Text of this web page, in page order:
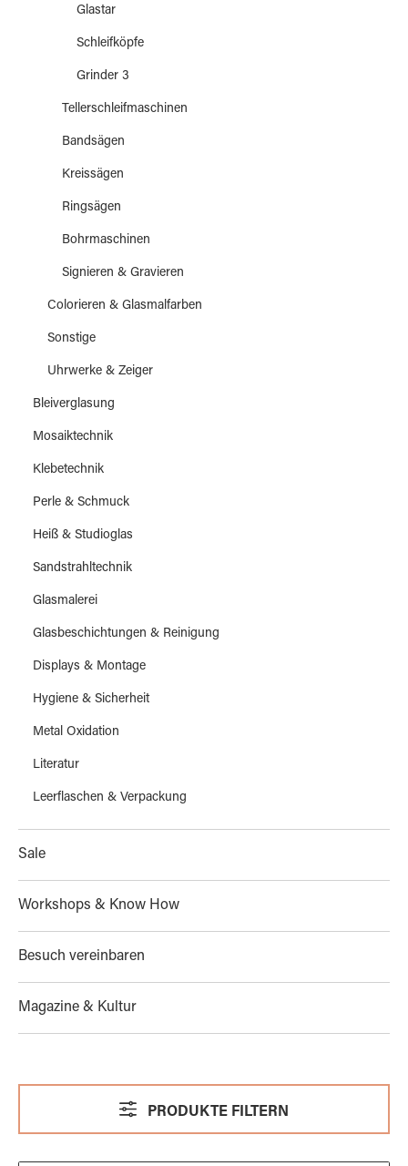
Glastar
Schleifköpfe
Grinder 3
Tellerschleifmaschinen
Bandsägen
Kreissägen
Ringsägen
Bohrmaschinen
Signieren & Gravieren
Colorieren & Glasmalfarben
Sonstige
Uhrwerke & Zeiger
Bleiverglasung
Mosaiktechnik
Klebetechnik
Perle & Schmuck
Heiß & Studioglas
Sandstrahltechnik
Glasmalerei
Glasbeschichtungen & Reinigung
Displays & Montage
Hygiene & Sicherheit
Metal Oxidation
Literatur
Leerflaschen & Verpackung
Sale
Workshops & Know How
Besuch vereinbaren
Magazine & Kultur
PRODUKTE FILTERN